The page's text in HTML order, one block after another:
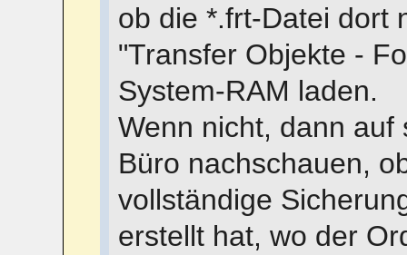
ob die *.frt-Datei dort
"Transfer Objekte -
System-RAM laden.
Wenn nicht, dann
Büro nachschauen,
vollständige
erstellt hat, wo der